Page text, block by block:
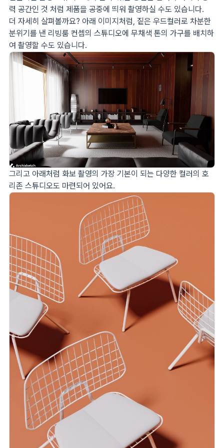
력 공간인 것 처럼 제품을 공중에 띄워 촬영하실 수도 있습니다.
더 자세히 살펴볼까요? 아래 이미지처럼, 짙은 우드컬러로 차분한
분위기를 낸 리빙룸 컨셉의 스튜디오에 무채색 톤의 가구를 배치하
여 촬영할 수도 있습니다.
그리고 아래처럼 화보 촬영의 가장 기본이 되는 다양한 컬러의 호
리존 스튜디오도 마련되어 있어요.